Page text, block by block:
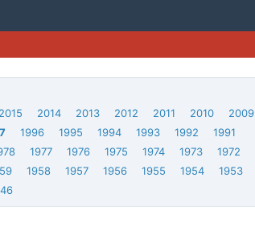
2015 2014 2013 2012 2011 2010
2009
1996 1995 1994 1993 1992
1991
1977 1976 1975 1974 1973
1972
1958 1957 1956 1955 1954
1953